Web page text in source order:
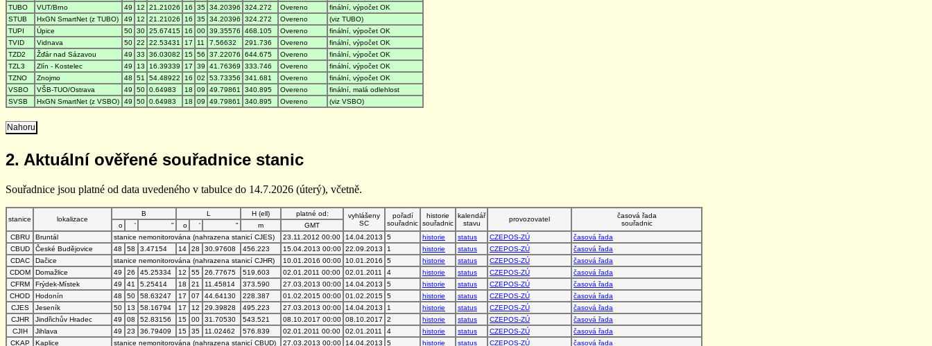
TUBO
VUT/Brno 49 12 21.21026 16 35 34.20396 324.272 Overeno
finální, výpočet OK
STUB
HxGN SmartNet (z TUBO) 49 12 21.21026 16 35 34.20396 324.272 Overeno
(viz TUBO)
TUPI
Úpice 50 30 25.67415 16 00 39.35576 468.105 Overeno
finální, výpočet OK
TVID
Vidnava 50 22 22.53431 17 11 7.56632 291.736 Overeno
finální, výpočet OK
TZD2
Žďár nad Sázavou 49 33 36.03082 15 56 37.22076 644.675 Overeno
finální, výpočet OK
TZL3
Zlín - Kostelec 49 13 16.39339 17 39 41.76369 333.746 Overeno
finální, výpočet OK
TZNO
Znojmo 48 51 54.48922 16 02 53.73356 341.681 Overeno
finální, výpočet OK
VSBO
VŠB-TUO/Ostrava 49 50 0.64983 18 09 49.79861 340.895 Overeno
finální, malá odlehlost
SVSB
HxGN SmartNet (z VSBO) 49 50 0.64983 18 09 49.79861 340.895 Overeno (viz VSBO)
Nahoru
2. Aktuální ověřené souřadnice stanic
Souřadnice jsou platné od data uvedeného v tabulce do 14.7.2026 (úterý), včetně.
stanice lokalizace
B L H (ell) platné od:
vyhlášeny
SC
pořadí
souřadnic
historie
souřadnic
kalendář
stavu
provozovatel
časová řada
souřadnic
o ' " o ' " m
GMT
CBRU
Bruntál stanice nemonitorována (nahrazena stanicí CJES) 23.11.2012 00:00 14.04.2013 5 historie status CZEPOS-ZÚ
časová řada
CBUD
České Budějovice 48 58 3.47154 14 28 30.97608 456.223 15.04.2013 00:00 22.09.2013 1 historie status CZEPOS-ZÚ
časová řada
CDAC
Dačice stanice nemonitorována (nahrazena stanicí CJHR) 10.01.2016 00:00 10.01.2016 5 historie status CZEPOS-ZÚ
časová řada
CDOM
Domažlice 49 26 45.25334 12 55 26.77675 519.603 02.01.2011 00:00 02.01.2011 4 historie status CZEPOS-ZÚ
časová řada
CFRM
Frýdek-Místek 49 41 5.25414 18 21 11.45814 373.590 27.03.2013 00:00 14.04.2013 5 historie status CZEPOS-ZÚ
časová řada
CHOD
Hodonín 48 50 58.63247 17 07 44.64130 228.387 01.02.2015 00:00 01.02.2015 5 historie status CZEPOS-ZÚ
časová řada
CJES
Jeseník 50 13 58.16794 17 12 29.39828 495.223 27.03.2013 00:00 14.04.2013 1 historie status CZEPOS-ZÚ
časová řada
CJHR
Jindřichův Hradec 49 08 52.83156 15 00 31.70530 543.521 08.10.2017 00:00 08.10.2017 2 historie status CZEPOS-ZÚ
časová řada
CJIH
Jihlava 49 23 36.79409 15 35 11.02462 576.839 02.01.2011 00:00 02.01.2011 4 historie status CZEPOS-ZÚ
časová řada
CKAP
Kaplice stanice nemonitorována (nahrazena stanicí CBUD) 27.03.2013 00:00 14.04.2013 5 historie status CZEPOS-ZÚ časová řada